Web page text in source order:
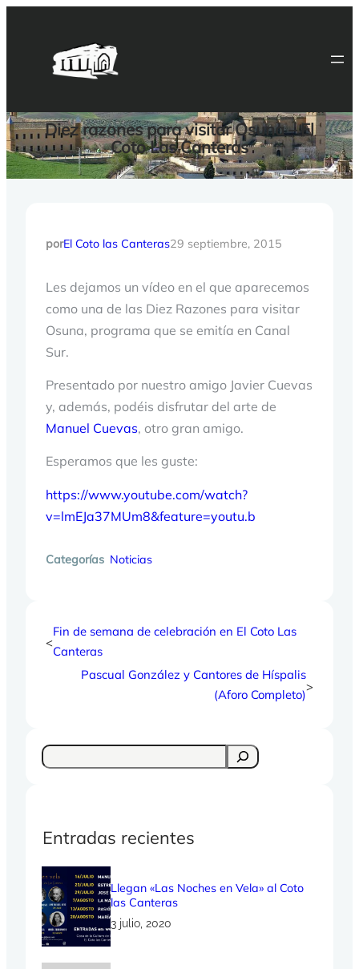
contenido
Diez razones para visitar Osuna – El
Coto Las Canteras
porEl Coto las Canteras29 septiembre, 2015
Les dejamos un vídeo en el que aparecemos
como una de las Diez Razones para visitar
Osuna, programa que se emitía en Canal
Sur.
Presentado por nuestro amigo Javier Cuevas
y, además, podéis disfrutar del arte de
Manuel Cuevas, otro gran amigo.
Esperamos que les guste:
https://www.youtube.com/watch?
v=lmEJa37MUm8&feature=youtu.b
Categorías Noticias
<
Fin de semana de celebración en El Coto Las
Canteras
Pascual González y Cantores de Híspalis
(Aforo Completo)
>
S
cEntradas recientes
Llegan «Las Noches en Vela» al Coto
las Canteras
3 julio, 2020